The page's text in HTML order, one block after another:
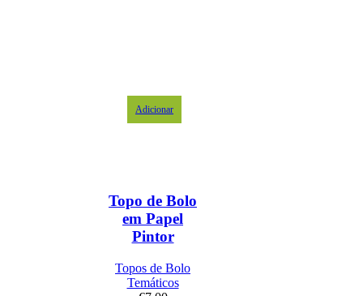
Adicionar
Topo de Bolo
em Papel
Pintor
Topos de Bolo
Temáticos